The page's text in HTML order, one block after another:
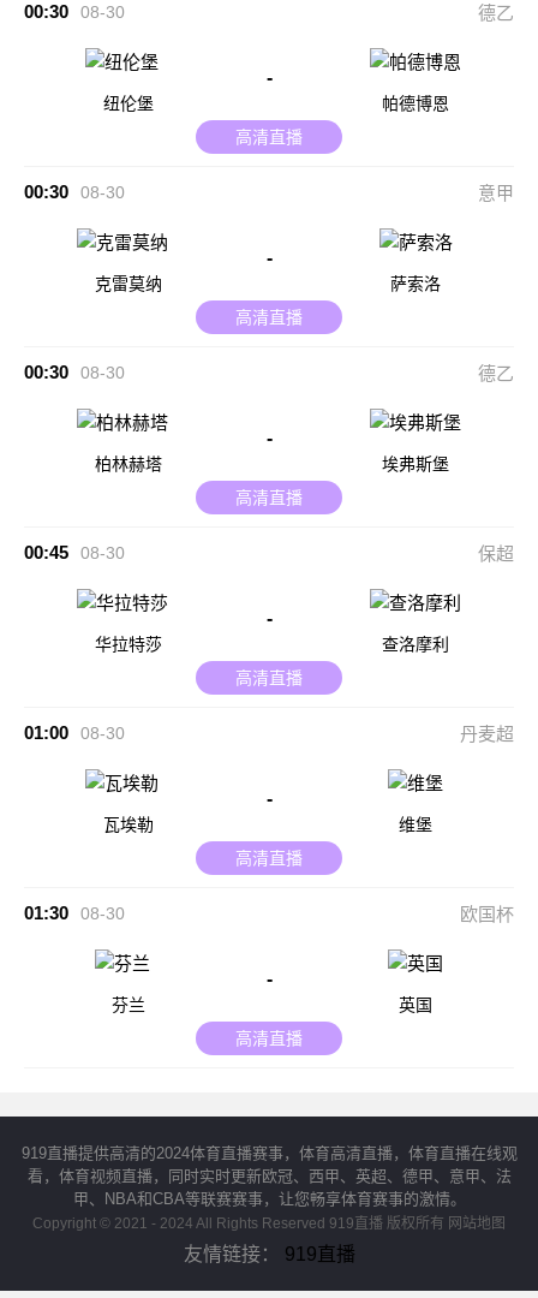
00:30 08-30 德乙
纽伦堡
-
帕德博恩
高清直播
00:30 08-30 意甲
克雷莫纳
-
萨索洛
高清直播
00:30 08-30 德乙
柏林赫塔
-
埃弗斯堡
高清直播
00:45 08-30 保超
华拉特莎
-
查洛摩利
高清直播
01:00 08-30 丹麦超
瓦埃勒
-
维堡
高清直播
01:30 08-30 欧国杯
芬兰
-
英国
高清直播
919直播提供高清的2024体育直播赛事，体育高清直播，体育直播在线观
看，体育视频直播，同时实时更新欧冠、西甲、英超、德甲、意甲、法
甲、NBA和CBA等联赛赛事，让您畅享体育赛事的激情。
Copyright © 2021 - 2024 All Rights Reserved 919直播 版权所有 网站地图
友情链接： 919直播